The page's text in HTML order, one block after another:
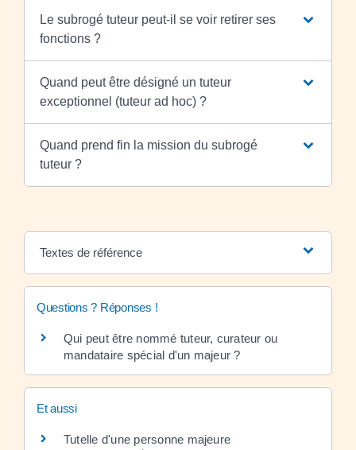
Le subrogé tuteur peut-il se voir retirer ses
fonctions ?
Quand peut être désigné un tuteur
exceptionnel (tuteur ad hoc) ?
Quand prend fin la mission du subrogé
tuteur ?
Textes de référence
Questions ? Réponses !
Qui peut être nommé tuteur, curateur ou
mandataire spécial d'un majeur ?
Et aussi
Tutelle d'une personne majeure